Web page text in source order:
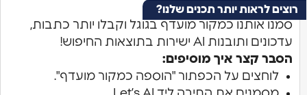
רוצים לראות יותר תכנים שלנו?
סמנו אותנו כמקור מועדף בגוגל וקבלו יותר כתבות,
עדכונים ותובנות AI ישירות בתוצאות החיפוש!
הסבר קצר איך מוסיפים:
לוחצים על הכפתור "הוספה כמקור מועדף".